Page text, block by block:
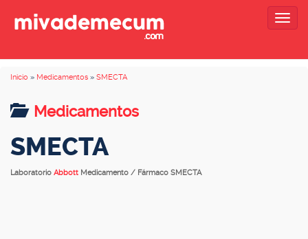
Inicio » Medicamentos » SMECTA
Medicamentos
SMECTA
Laboratorio Abbott Medicamento / Fármaco SMECTA